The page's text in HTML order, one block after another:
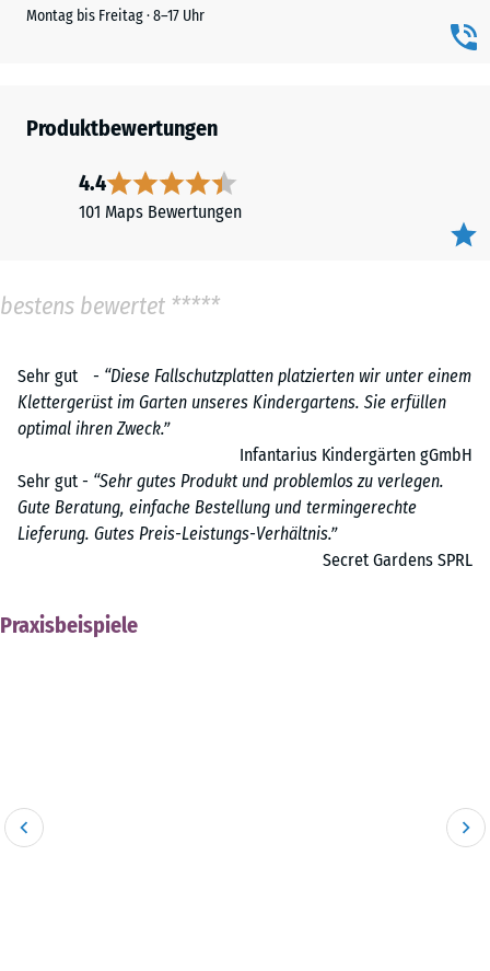
Montag bis Freitag · 8–17 Uhr
Produktbewertungen
4.4
101 Maps Bewertungen
bestens bewertet *****
Sehr gut - “Diese Fallschutzplatten platzierten wir unter einem
Klettergerüst im Garten unseres Kindergartens. Sie erfüllen
optimal ihren Zweck.”
Infantarius Kindergärten gGmbH
Sehr gut - “Sehr gutes Produkt und problemlos zu verlegen.
Gute Beratung, einfache Bestellung und termingerechte
Lieferung. Gutes Preis-Leistungs-Verhältnis.”
Secret Gardens SPRL
Praxisbeispiele